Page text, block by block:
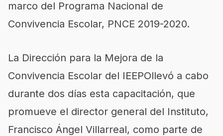
marco del Programa Nacional de
Convivencia Escolar, PNCE 2019-2020.
La Dirección para la Mejora de la
Convivencia Escolar del IEEPOllevó a cabo
durante dos días esta capacitación, que
promueve el director general del Instituto,
Francisco Ángel Villarreal, como parte de